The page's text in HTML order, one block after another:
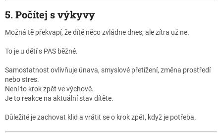
5. Počítej s výkyvy
Možná tě překvapí, že dítě něco zvládne dnes, ale zítra už ne.
To je u dětí s PAS běžné.
Samostatnost ovlivňuje únava, smyslové přetížení, změna prostředí
nebo stres.
Není to krok zpět ve výchově.
Je to reakce na aktuální stav dítěte.
Důležité je zachovat klid a vrátit se o krok zpět, když je potřeba.